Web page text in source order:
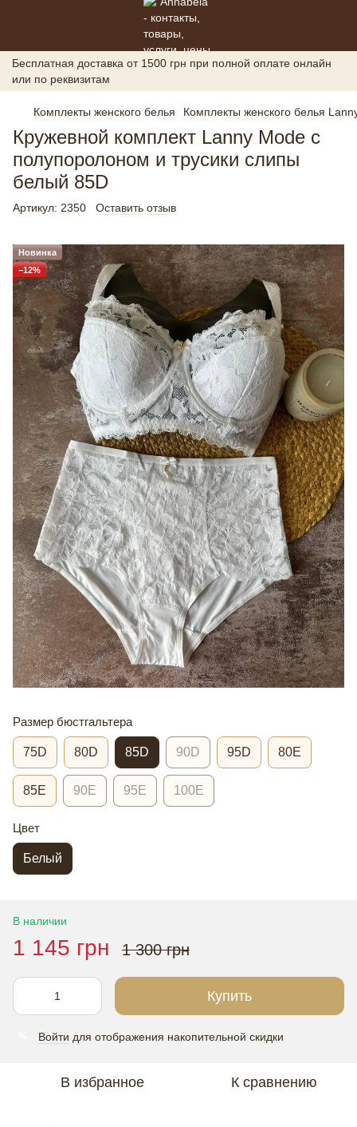
Бесплатная доставка от 1500 грн при полной оплате онлайн
или по реквизитам
Комплекты женского белья Комплекты женского белья
Кружевной комплект Lanny Mode с
полупоролоном и трусики слипы
белый 85D
Артикул: 2350 Оставить отзыв
Новинка
−12%
Размер бюстгальтера
75D 80D 85D 90D 95D 80E
85E 90E 95E 100E
Цвет
Белый
В наличии
1 145 грн 1 300 грн
Купить
Войти для отображения накопительной скидки
В избранное К сравнению